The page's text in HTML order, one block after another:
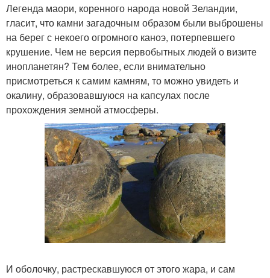
Легенда маори, коренного народа новой Зеландии,
гласит, что камни загадочным образом были выброшены
на берег с некоего огромного каноэ, потерпевшего
крушение. Чем не версия первобытных людей о визите
инопланетян? Тем более, если внимательно
присмотреться к самим камням, то можно увидеть и
окалину, образовавшуюся на капсулах после
прохождения земной атмосферы.
И оболочку, растрескавшуюся от этого жара, и сам